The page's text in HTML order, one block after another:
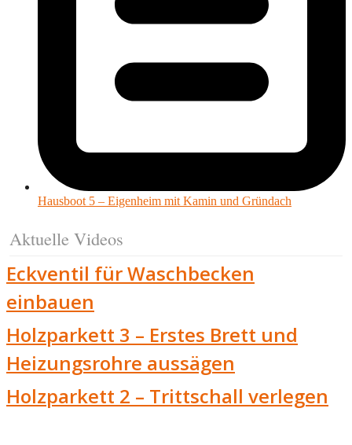
Hausboot 5 – Eigenheim mit Kamin und Gründach
Aktuelle Videos
Eckventil für Waschbecken
einbauen
Holzparkett 3 – Erstes Brett und
Heizungsrohre aussägen
Holzparkett 2 – Trittschall verlegen